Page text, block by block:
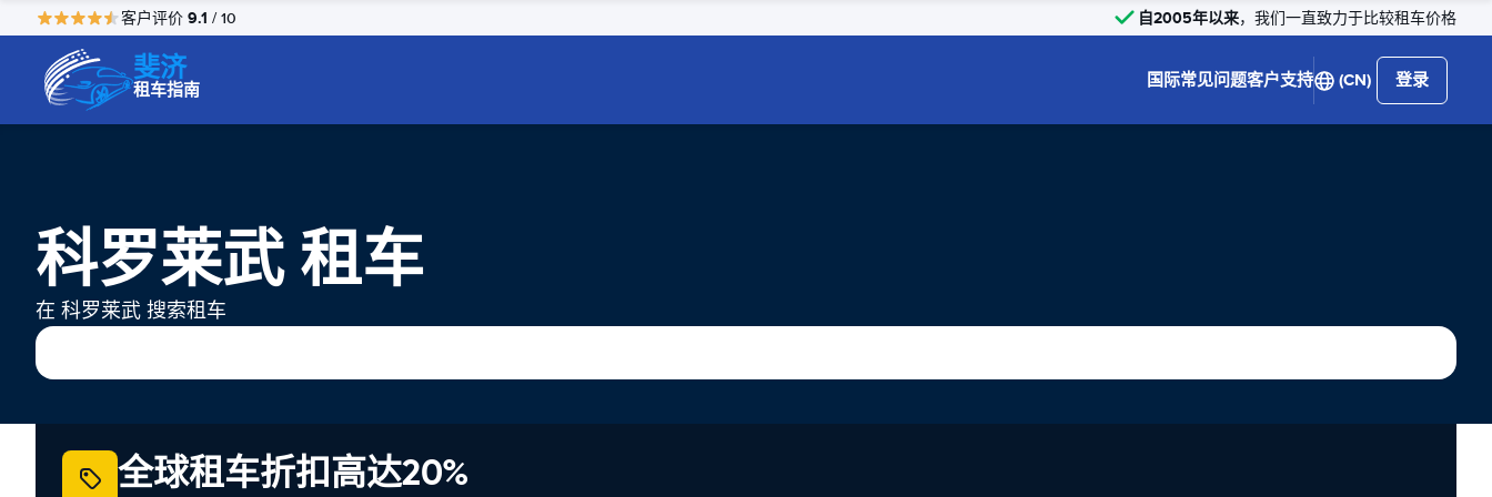
客户评价 9.1 / 10 自2005年以来，我们一直致力于比较租车价格
斐济
租车指南 国际常见问题客户支持 (CN) 登录
科罗莱武 租车
在 科罗莱武 搜索租车
全球租车折扣高达20%